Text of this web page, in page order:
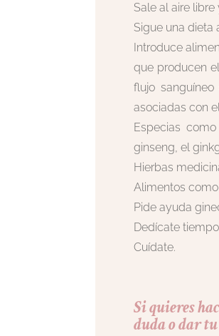
Sale al aire
Sigue una dieta
Introduce
que producen
flujo
asociadas con
Especias
ginseng, el
Hierbas
Alimentos
Pide ayuda
Dedícate
Cuídate.
Si quieres
duda o dar